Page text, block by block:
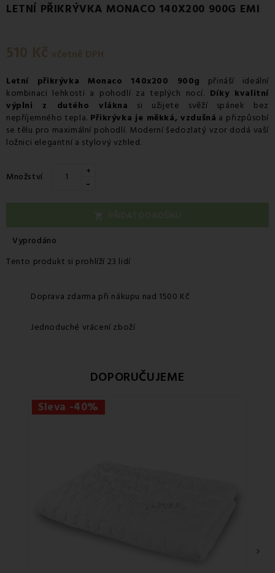
LETNÍ PŘIKRÝVKA MONACO 140X200 900G EMI
510 Kč včetně DPH
Letní přikrývka Monaco 140x200 900g přináší ideální
kombinaci lehkosti a pohodlí za teplých nocí. Díky kvalitní
výplni z dutého vlákna si užijete svěží spánek bez
nepříjemného tepla. Přikrývka je měkká, vzdušná a přizpůsobí
se tělu pro maximální pohodlí. Moderní šedozlatý vzor dodá vaší
ložnici elegantní a stylový vzhled.
Množství +
-
Vyprodáno
Tento produkt si prohlíží 23 lidí
Doprava zdarma při nákupu nad 1500 Kč
Jednoduché vrácení zboží
DOPORUČUJEME
Sleva -40%
›